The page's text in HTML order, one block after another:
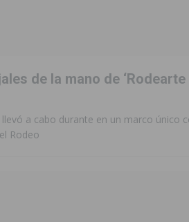
y la continuidad educativa del alumnado
con protección homologada y a planificar
para las mujeres víctimas de
honor a la Virgen de la Salud y San Miguel
de la mano de ‘Rodearte
a cabo durante en un marco único
Rodeo